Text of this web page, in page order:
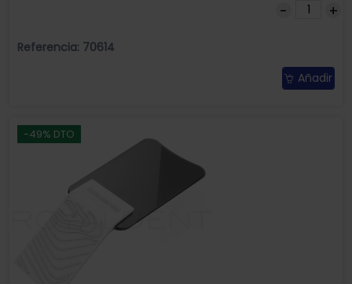
Referencia: 70614
Añadir
-49% DTO